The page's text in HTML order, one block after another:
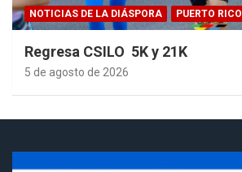
NOTICIAS DE LA DIÁSPORA PUERTO RICO
Regresa CSILO 5K y 21K
5 de agosto de 2026